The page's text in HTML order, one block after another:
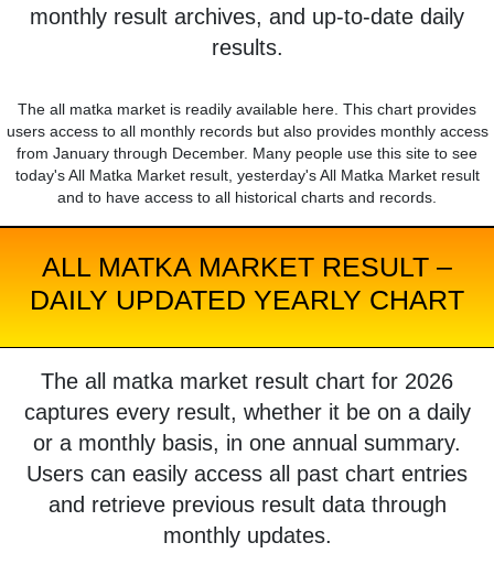
monthly result archives, and up-to-date daily
results.
The all matka market is readily available here. This chart provides
users access to all monthly records but also provides monthly access
from January through December. Many people use this site to see
today's All Matka Market result, yesterday's All Matka Market result
and to have access to all historical charts and records.
ALL MATKA MARKET RESULT –
DAILY UPDATED YEARLY CHART
The all matka market result chart for 2026
captures every result, whether it be on a daily
or a monthly basis, in one annual summary.
Users can easily access all past chart entries
and retrieve previous result data through
monthly updates.